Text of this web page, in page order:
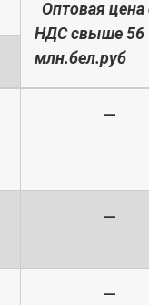
Оптовая цена
НДС свыше 56
млн.бел.руб
—
—
—